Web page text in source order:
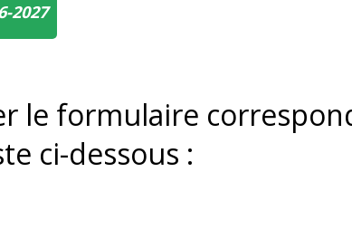
2027
le formulaire
ci-dessous :